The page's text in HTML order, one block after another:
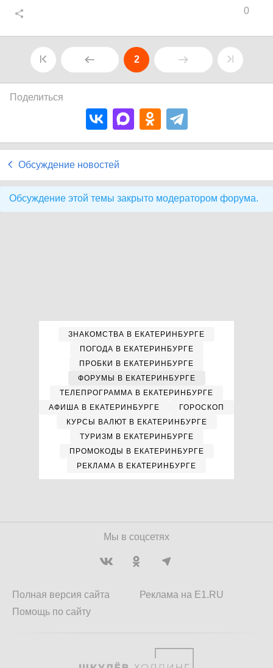
0
2
Поделиться
Обсуждение новостей
Обсуждение этой темы закрыто модератором форума.
ЗНАКОМСТВА В ЕКАТЕРИНБУРГЕ
ПОГОДА В ЕКАТЕРИНБУРГЕ
ПРОБКИ В ЕКАТЕРИНБУРГЕ
ФОРУМЫ В ЕКАТЕРИНБУРГЕ
ТЕЛЕПРОГРАММА В ЕКАТЕРИНБУРГЕ
АФИША В ЕКАТЕРИНБУРГЕ
ГОРОСКОП
КУРСЫ ВАЛЮТ В ЕКАТЕРИНБУРГЕ
ТУРИЗМ В ЕКАТЕРИНБУРГЕ
ПРОМОКОДЫ В ЕКАТЕРИНБУРГЕ
РЕКЛАМА В ЕКАТЕРИНБУРГЕ
Мы в соцсетях
Полная версия сайта
Помощь по сайту
Реклама на E1.RU